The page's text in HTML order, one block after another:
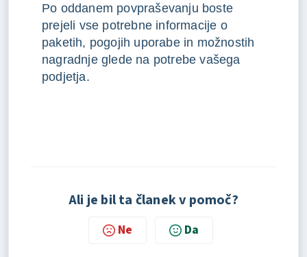
Po oddanem povpraševanju boste
prejeli vse potrebne informacije o
paketih, pogojih uporabe in možnostih
nagradnje glede na potrebe vašega
podjetja.
Ali je bil ta članek v pomoč?
Ne Da